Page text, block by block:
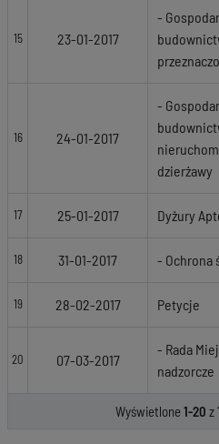
15 23-01-2017
-
16 24-01-2017
-
dzierżawy
17 25-01-2017 Dyżury
18 31-01-2017 - Ochrona
19 28-02-2017 Petycje
20 07-03-2017
- Rada
nadzorcze
Wyświetlone1-20 z